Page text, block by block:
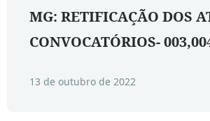
MG: RETIFICAÇÃO DOS
CONVOCATÓRIOS-
13 de outubro de 2022